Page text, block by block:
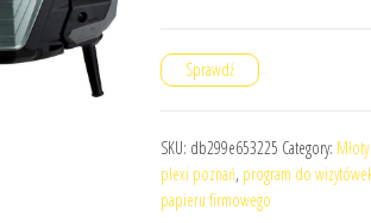
Sprawdź
SKU: db299e653225 Category:
plexi poznań, program do
papieru firmowego